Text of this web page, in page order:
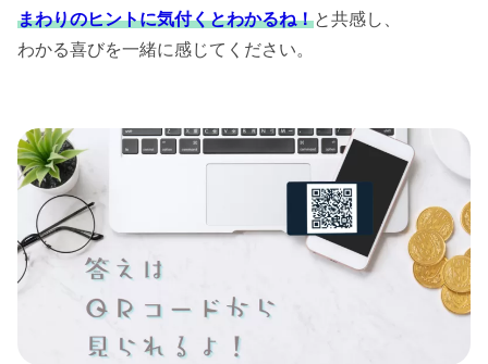
まわりのヒントに気付くとわかるね！と共感し、
わかる喜びを一緒に感じてください。